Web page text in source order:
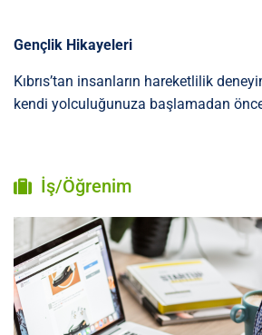
Gençlik Hikayeleri
Kıbrıs’tan insanların hareketlilik
kendi yolculuğunuza başlamadan
İş/Öğrenim